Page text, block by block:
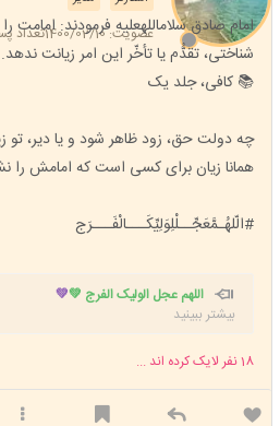
عضویت: 1400/02/10 تعداد
امام صادق سلاماللهعلیه فرمودند: امامت
شناختى، تقدُّم يا تأخّر اين امر زيانت ندهد.
📚 کافی، جلد یک
چه دولت حق، زود ظاهر شود و يا دير، تو
همانا زيان براى كسى است كه امامش را
#الّلهُـمَّعَجِّــلْلِوَلِیِّکَـــالْفَـــرَج
اللهم عجل الولیک الفرج 💚💚
بیشتر ببینید
18نفر لایک کرده اند ...